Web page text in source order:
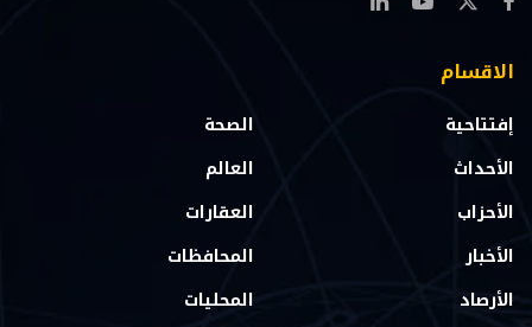
الاقسام
إفتتاحية
الأحداث
الأحزاب
الأخبار
الأرصاد
الصحة
العالم
العقارات
المحافظات
المحليات